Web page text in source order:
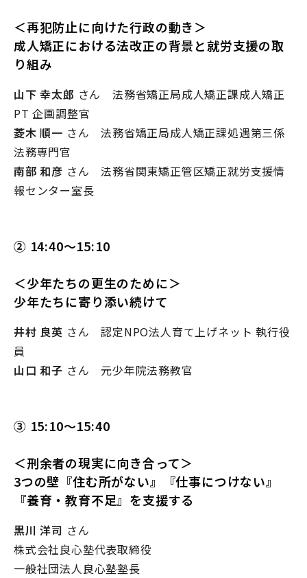
＜再犯防止に向けた行政の動き＞
成人矯正における法改正の背景と就労支援の取
り組み
山下 幸太郎 さん 法務省矯正局成人矯正課成人矯正
PT 企画調整官
菱木 順一 さん 法務省矯正局成人矯正課処遇第三係
法務専門官
南部 和彦 さん 法務省関東矯正管区矯正就労支援情
報センター室長
② 14:40～15:10
＜少年たちの更生のために＞
少年たちに寄り添い続けて
井村 良英 さん 認定NPO法人育て上げネット 執行役
員
山口 和子 さん 元少年院法務教官
③ 15:10～15:40
＜刑余者の現実に向き合って＞
3つの壁『住む所がない』『仕事につけない』
『養育・教育不足』を支援する
黒川 洋司 さん
株式会社良心塾代表取締役
一般社団法人良心塾塾長